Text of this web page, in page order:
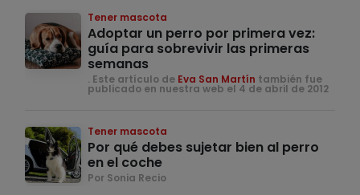
Tener mascota
Adoptar un perro por primera vez:
guía para sobrevivir las primeras
semanas
. Este artículo de Eva San Martín también fue
publicado en nuestra web el 4 de abril de 2012
Tener mascota
Por qué debes sujetar bien al perro
en el coche
Por Sonia Recio